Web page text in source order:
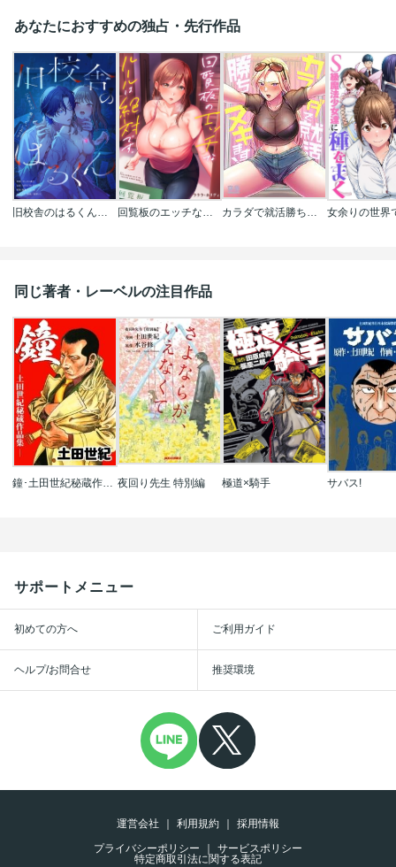
あなたにおすすめの独占・先行作品
同じ著者・レーベルの注目作品
鐘･土田世紀秘蔵作品集 夜回り先生 特別編 極道×騎手 サバス!
サポートメニュー
初めての方へ ご利用ガイド
ヘルプ/お問合せ 推奨環境
運営会社 利用規約
採用情報
プライバシーポリシー
サービスポリシー
特定商取引法に関する表記